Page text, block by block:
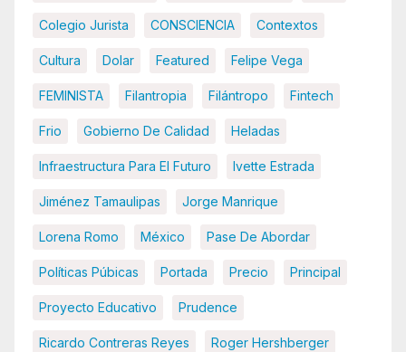
Colegio Jurista CONSCIENCIA Contextos
Cultura Dolar Featured Felipe Vega
FEMINISTA Filantropia Filántropo Fintech
Frio Gobierno De Calidad Heladas
Infraestructura Para El Futuro Ivette Estrada
Jiménez Tamaulipas Jorge Manrique
Lorena Romo México Pase De Abordar
Políticas Púbicas Portada Precio Principal
Proyecto Educativo Prudence
Ricardo Contreras Reyes Roger Hershberger